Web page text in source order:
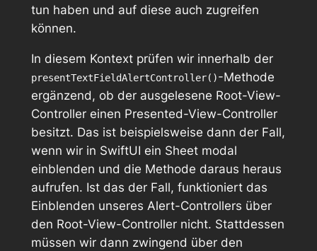
tun haben und auf diese auch zugreifen
können.
In diesem Kontext prüfen wir innerhalb der
presentTextFieldAlertController()-Methode
ergänzend, ob der ausgelesene Root-View-
Controller einen Presented-View-Controller
besitzt. Das ist beispielsweise dann der Fall,
wenn wir in SwiftUI ein Sheet modal
einblenden und die Methode daraus heraus
aufrufen. Ist das der Fall, funktioniert das
Einblenden unseres Alert-Controllers über
den Root-View-Controller nicht. Stattdessen
müssen wir dann zwingend über den